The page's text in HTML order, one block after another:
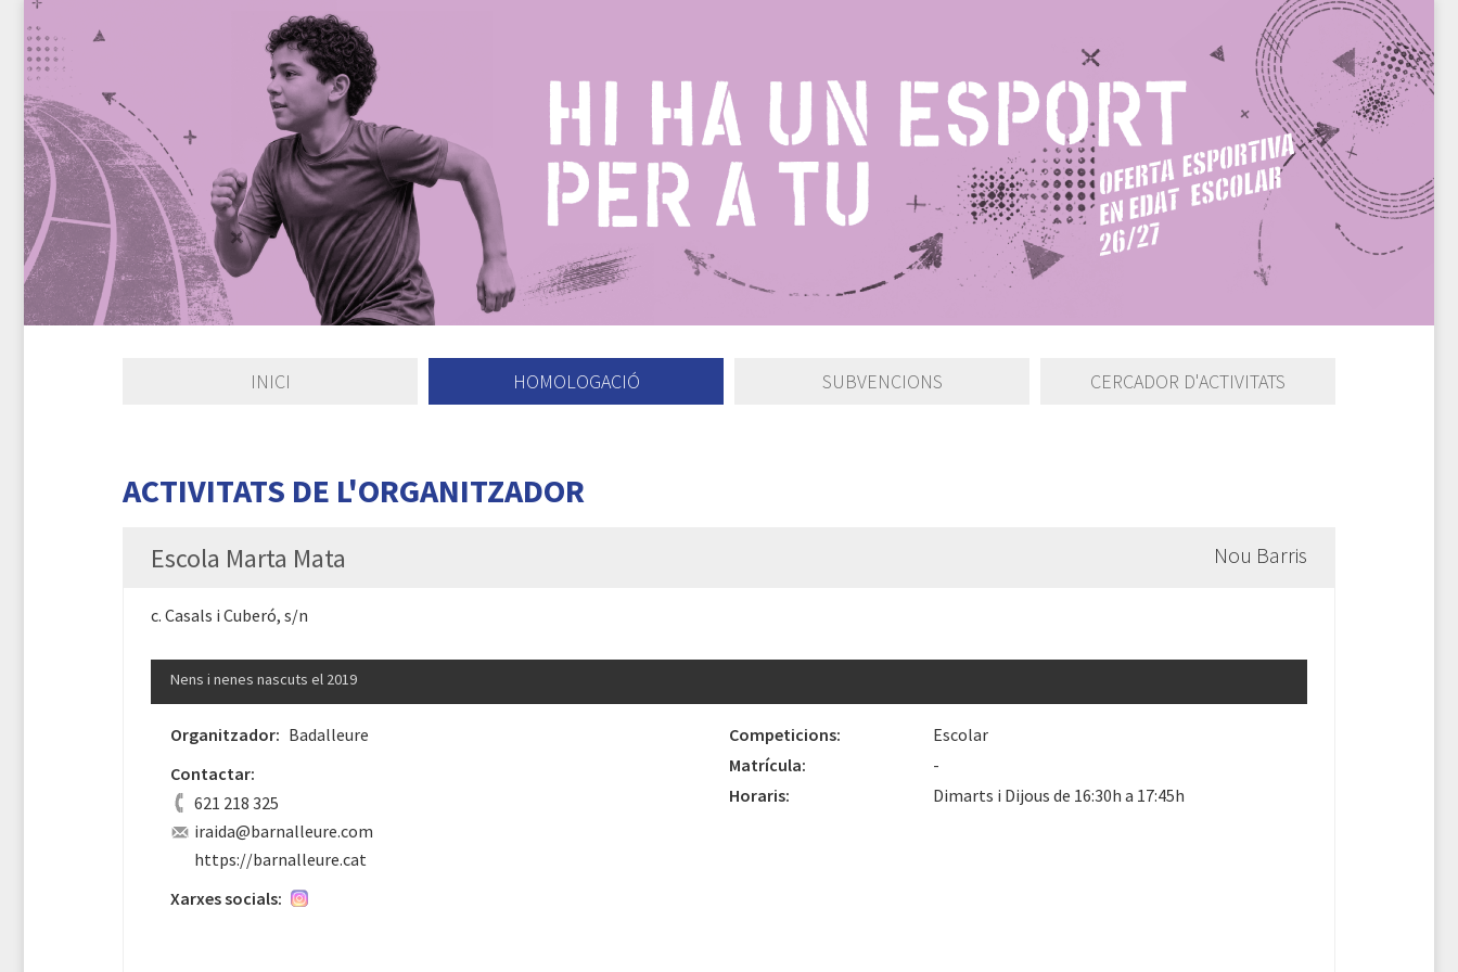
INICI HOMOLOGACIÓ SUBVENCIONS CERCADOR D'ACTIVITATS
ACTIVITATS DE L'ORGANITZADOR
Escola Marta Mata Nou Barris
c. Casals i Cuberó, s/n
Nens i nenes nascuts el 2019
Organitzador: Badalleure
Contactar:
621 218 325
iraida@barnalleure.com
https://barnalleure.cat
Xarxes socials:
Competicions:
Escolar
Matrícula:
-
Horaris:
Dimarts i Dijous de 16:30h a 17:45h